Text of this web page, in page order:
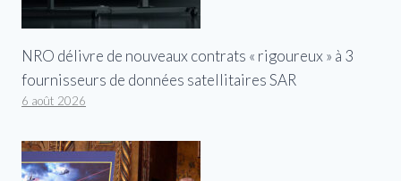
NRO délivre de nouveaux contrats « rigoureux » à 3
fournisseurs de données satellitaires SAR
6 août 2026